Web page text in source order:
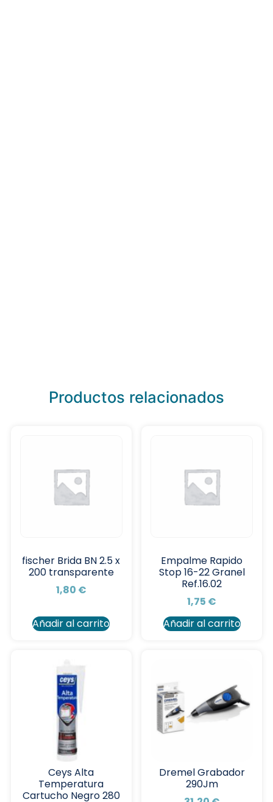
Productos relacionados
fischer Brida BN 2.5 x
200 transparente
1,80 €
Añadir al carrito
Empalme Rapido
Stop 16-22 Granel
Ref.16.02
1,75 €
Añadir al carrito
Ceys Alta
Temperatura
Cartucho Negro 280
Dremel Grabador
290Jm